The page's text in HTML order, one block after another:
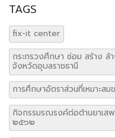
TAGS
fix-it center
กระทรวงศึกษา ซ่อม สร้าง ล้
จังหวัดอุบลราชธานี
การศึกษาอัตราส่วนที่เหมาะส
กิจกรรมรณรงค์ต่อต้านยาเส
๒๕๖๒